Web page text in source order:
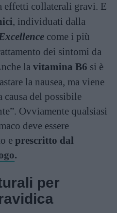
effetti collaterali gravi. E
, individuati dalla
come i più
dei sintomi da
la vitamina B6 si è
la nausea, ma viene
causa del possibile
Ovviamente qualsiasi
deve essere
e prescritto dal
.
per